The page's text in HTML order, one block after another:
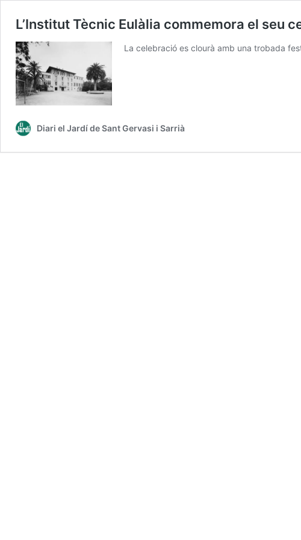
L’Institut Tècnic Eulàlia commemora el seu
La celebració es clourà amb una trobada
Diari el Jardí de Sant Gervasi i Sarrià